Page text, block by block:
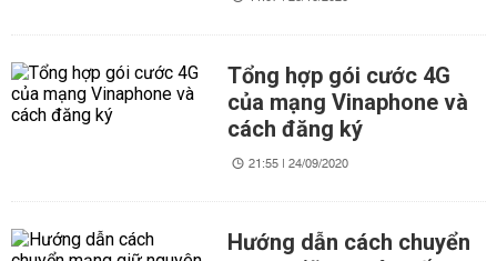
Tổng hợp gói cước 4G
của mạng Vinaphone và
cách đăng ký
21:55 | 24/09/2020
Hướng dẫn cách chuyển